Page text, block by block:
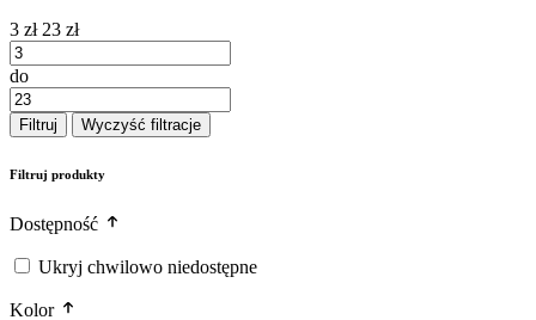
3 zł 23 zł
do
Filtruj Wyczyść filtracje
Filtruj produkty
Dostępność
Ukryj chwilowo niedostępne
Kolor